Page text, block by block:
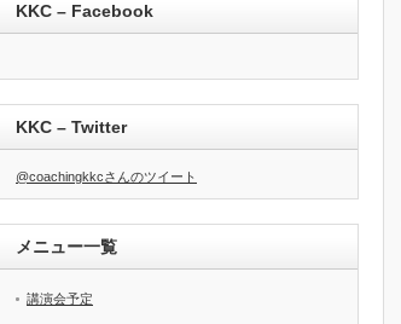
KKC – Facebook
KKC – Twitter
@coachingkkcさんのツイート
メニュー一覧
講演会予定